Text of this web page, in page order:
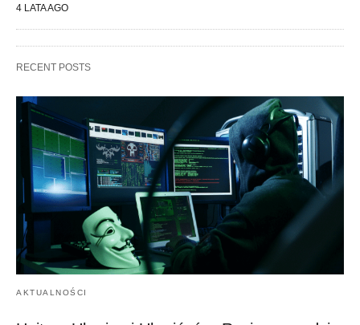
4 LATA AGO
RECENT POSTS
AKTUALNOŚCI